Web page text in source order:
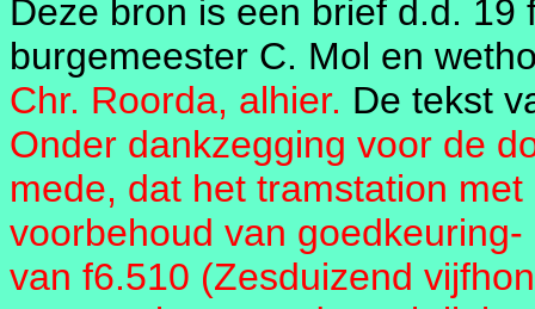
Deze bron is een brief d.d.
burgemeester C. Mol en
Chr. Roorda, alhier. De tekst
Onder dankzegging voor de
mede, dat het tramstation
voorbehoud van
van f6.510 (Zesduizend